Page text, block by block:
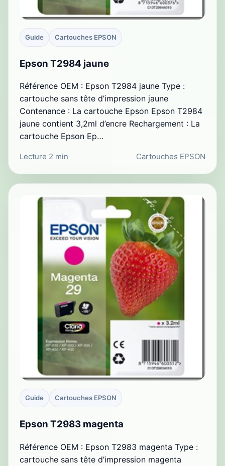
Guide Cartouches EPSON
Epson T2984 jaune
Référence OEM : Epson T2984 jaune Type :
cartouche sans tête d’impression jaune
Contenance : La cartouche Epson Epson T2984
jaune contient 3,2ml d’encre Rechargement : La
cartouche Epson Ep…
Lecture 2 min Cartouches EPSON
Guide Cartouches EPSON
Epson T2983 magenta
Référence OEM : Epson T2983 magenta Type :
cartouche sans tête d’impression magenta